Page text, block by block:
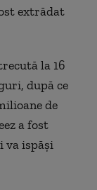
extrădat
la 16
după ce
de
a fost
va ispăși